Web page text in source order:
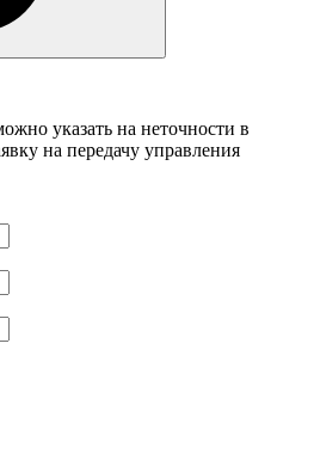
указать на неточности в
на передачу управления